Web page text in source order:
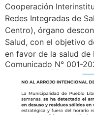
Cooperación
Redes Integradas de
Centro), órgano
Salud, con el objetivo
en favor de la salud
Comunicado N° 001-